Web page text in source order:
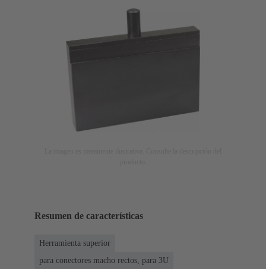
Resumen de características
Herramienta superior
para conectores macho rectos, para 3U